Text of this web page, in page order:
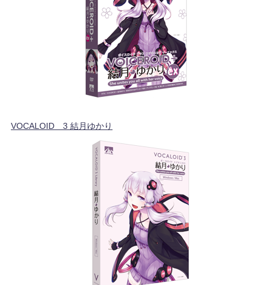
VOCALOID™3 結月ゆかり